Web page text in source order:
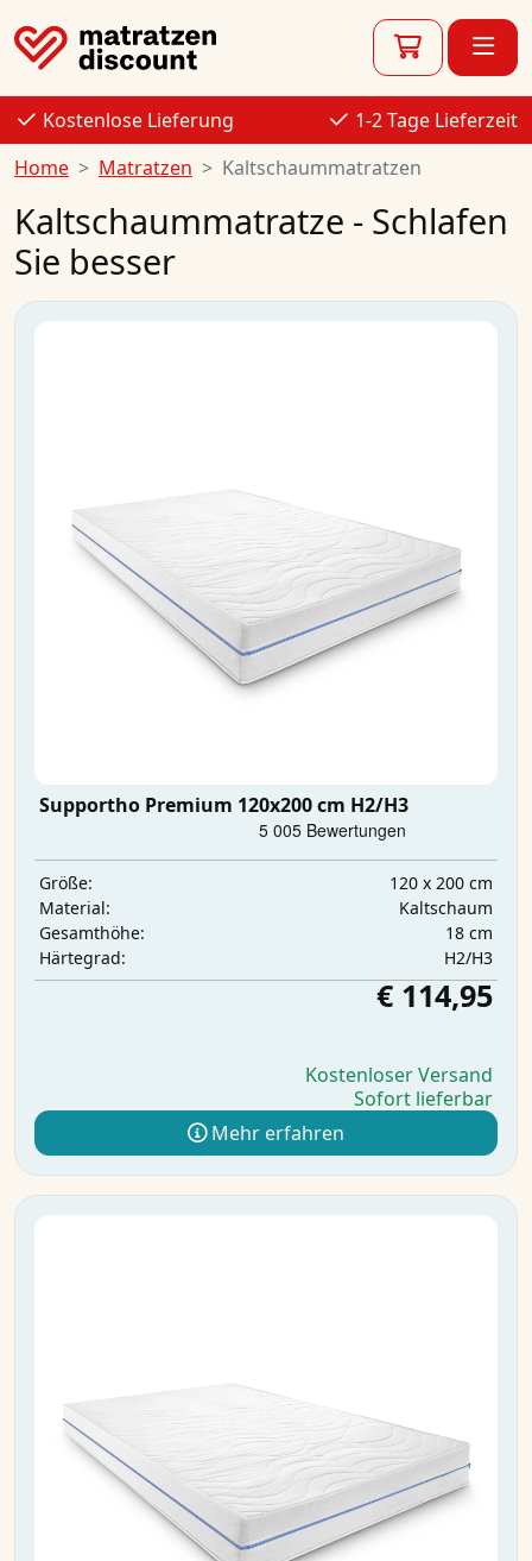
Kostenlose Lieferung
1-2 Tage Lieferzeit
Home
Matratzen Kaltschaummatratzen
Kaltschaummatratze - Schlafen
Sie besser
Supportho Premium 120x200 cm H2/H3
Größe:
120 x 200 cm
Material:
Kaltschaum
Gesamthöhe:
18 cm
Härtegrad:
H2/H3
€ 114,95
Kostenloser Versand
Sofort lieferbar
Mehr erfahren